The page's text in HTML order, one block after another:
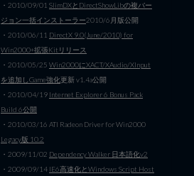
・2010/09/01 SlimDXとDirectShowLibの複バー
ジョン一括インストーラー2010/6月版公開
・2010/06/11 DirectX 9.0(June/2010) for
Win2000+拡張Kitリリース
・2010/05/25 Win2000にXACT/XAudio/XInput
を追加しGame強化更新 v1.4a公開
・2010/04/19 Internet Explorer 6 Bonus Pack
Build 6公開
・2010/03/16 ATI Radeon Driver for Win2000
Legacy版 10.2
・2009/11/02 Dependency Walker 日本語化v2
・2009/09/14 IE6高速化とWindows Script Host